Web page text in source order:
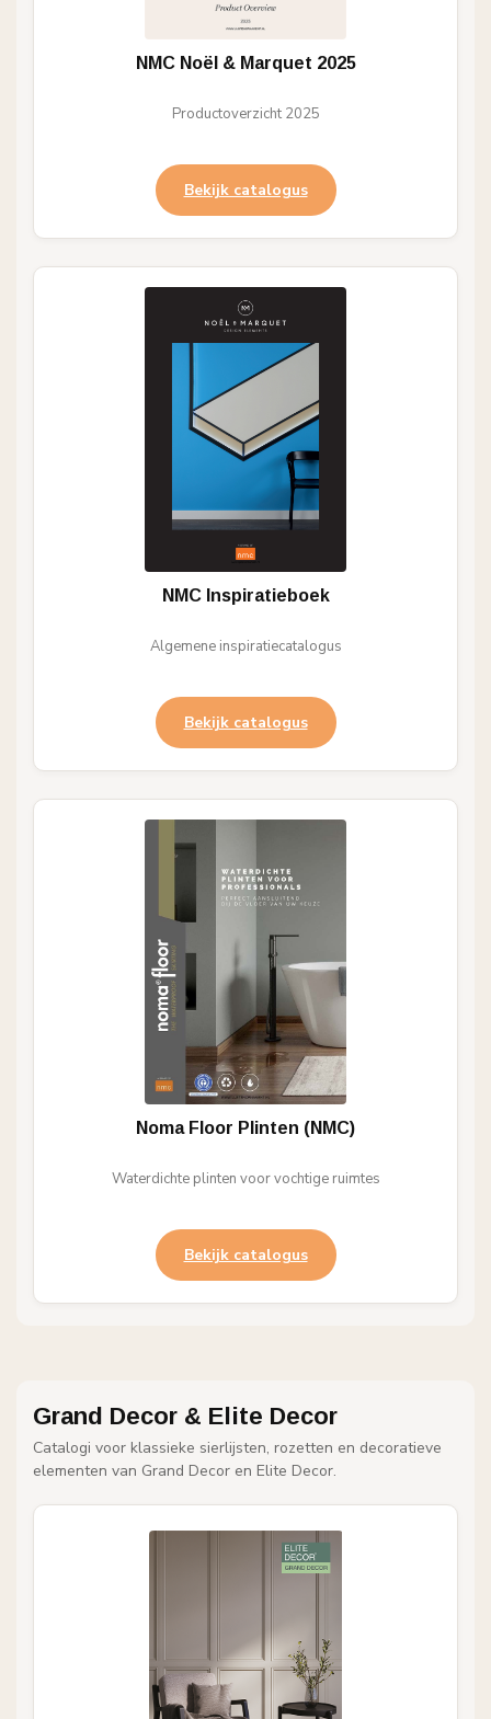
NMC Noël & Marquet 2025
Productoverzicht 2025
Bekijk catalogus
NMC Inspiratieboek
Algemene inspiratiecatalogus
Bekijk catalogus
Noma Floor Plinten (NMC)
Waterdichte plinten voor vochtige ruimtes
Bekijk catalogus
Grand Decor & Elite Decor
Catalogi voor klassieke sierlijsten, rozetten en decoratieve
elementen van Grand Decor en Elite Decor.